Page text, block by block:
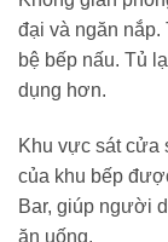
đại và ngăn nắp.
bệ bếp nấu. Tủ
dụng hơn.
Khu vực sát cửa
của khu bếp
Bar, giúp người
ăn uống.